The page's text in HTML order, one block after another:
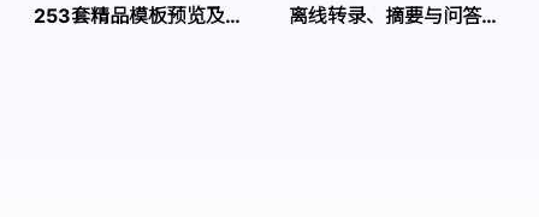
253套精品模板预览及源
离线转录、摘要与问答，